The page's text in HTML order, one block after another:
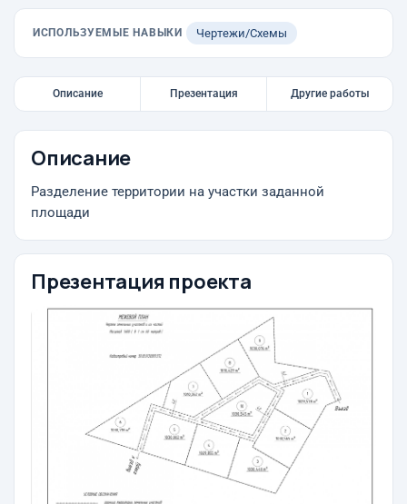
ИСПОЛЬЗУЕМЫЕ НАВЫКИ Чертежи/Схемы
Описание Презентация Другие работы
Описание
Разделение территории на участки заданной
площади
Презентация проекта